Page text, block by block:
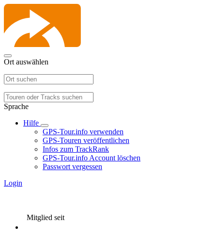
Ort auswählen
Sprache
Hilfe
GPS-Tour.info verwenden
GPS-Touren veröffentlichen
Infos zum TrackRank
GPS-Tour.info Account löschen
Passwort vergessen
Login
Mitglied seit